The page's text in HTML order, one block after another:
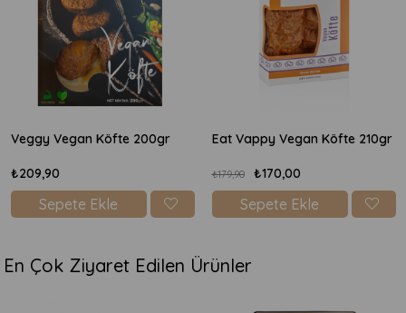
Eat Vappy Vegan Köfte 210gr
₺179,90
Sepete Ekle
Veggy Vegan Köfte
₺209,90
Sepete Ekle
En Çok Ziyaret Edilen Ürünler